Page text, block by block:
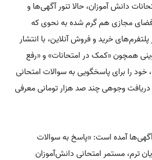
دانش آموزان، حالا تنور آگهی‌ها و
فضای مجازی هم گرم شده به نحوی که
خرید و فروش آنلاین، با انتشار
همچون «کمک در امتحانات» و «رفع
را برای پاسخگویی به سوالات امتحانی
دریافت وجوهی چند صد هزار تومانی معرفی
آمده است: «پاسخ به سوالات
ترم، مستمر امتحانی دانش‌آموزان